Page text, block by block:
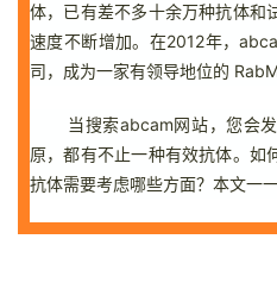
体，已有差不多十余万种抗体和
速度不断增加。在2012年，
司，成为一家有领导地位的
当搜索abcam网站，您会
原，都有不止一种有效抗体。如
抗体需要考虑哪些方面？本文一一